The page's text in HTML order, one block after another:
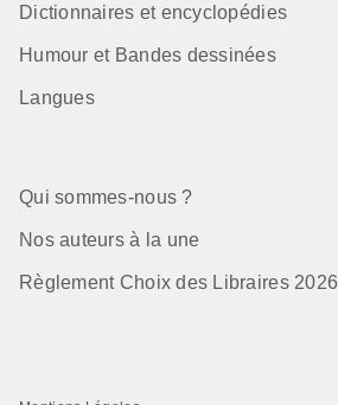
Dictionnaires et encyclopédies
Humour et Bandes dessinées
Langues
Qui sommes-nous ?
Nos auteurs à la une
Règlement Choix des Libraires 2026